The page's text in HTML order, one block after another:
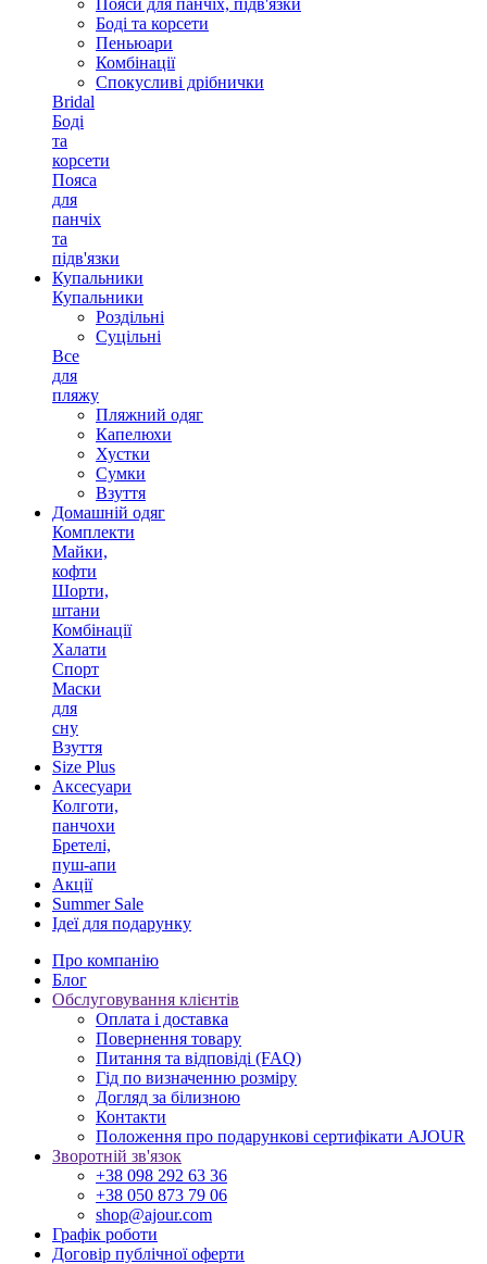
Пояси для панчіх, підв'язки
Боді та корсети
Пеньюари
Комбінації
Спокусливі дрібнички
Bridal
Боді
та
корсети
Пояса
для
панчіх
та
підв'язки
Купальники
Купальники
Роздільні
Суцільні
Все
для
пляжу
Пляжний одяг
Капелюхи
Хустки
Сумки
Взуття
Домашній одяг
Комплекти
Майки,
кофти
Шорти,
штани
Комбінації
Халати
Спорт
Маски
для
сну
Взуття
Size Plus
Аксесуари
Колготи,
панчохи
Бретелі,
пуш-апи
Акції
Summer Sale
Ідеї для подарунку
Про компанію
Блог
Обслуговування клієнтів
Оплата і доставка
Повернення товару
Питання та відповіді (FAQ)
Гід по визначенню розміру
Догляд за білизною
Контакти
Положення про подарункові сертифікати AJOUR
Зворотній зв'язок
+38 098 292 63 36
+38 050 873 79 06
shop@ajour.com
Графік роботи
Договір публічної оферти